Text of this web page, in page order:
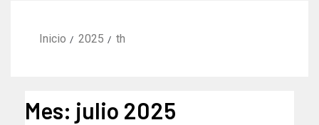
Inicio 2025 th
Mes: julio 2025